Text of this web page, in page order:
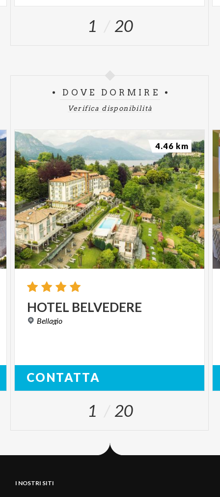
1 20
DOVE DORMIRE
Verifica disponibilità
HOTEL BELVEDERE
Bellagio
CONTATTA
4.46 km
1 20
I NOSTRI SITI